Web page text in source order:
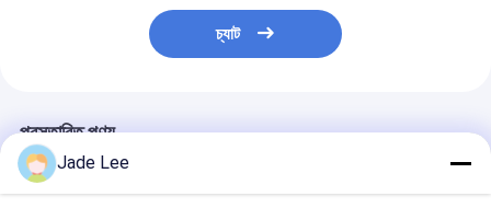
চ্যাট
প্রস্তাবিত পণ্য
Jade Lee